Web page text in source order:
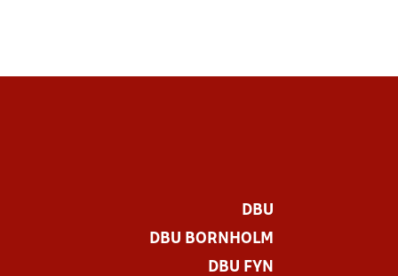
DBU
DBU BORNHOLM
DBU FYN